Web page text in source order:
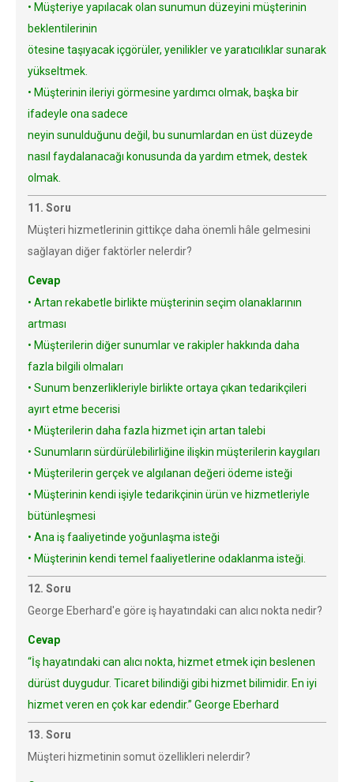
• Müşteriye yapılacak olan sunumun düzeyini müşterinin
beklentilerinin
ötesine taşıyacak içgörüler, yenilikler ve yaratıcılıklar sunarak
yükseltmek.
• Müşterinin ileriyi görmesine yardımcı olmak, başka bir
ifadeyle ona sadece
neyin sunulduğunu değil, bu sunumlardan en üst düzeyde
nasıl faydalanacağı konusunda da yardım etmek, destek
olmak.
11. Soru
Müşteri hizmetlerinin gittikçe daha önemli hâle gelmesini
sağlayan diğer faktörler nelerdir?
Cevap
• Artan rekabetle birlikte müşterinin seçim olanaklarının
artması
• Müşterilerin diğer sunumlar ve rakipler hakkında daha
fazla bilgili olmaları
• Sunum benzerlikleriyle birlikte ortaya çıkan tedarikçileri
ayırt etme becerisi
• Müşterilerin daha fazla hizmet için artan talebi
• Sunumların sürdürülebilirliğine ilişkin müşterilerin kaygıları
• Müşterilerin gerçek ve algılanan değeri ödeme isteği
• Müşterinin kendi işiyle tedarikçinin ürün ve hizmetleriyle
bütünleşmesi
• Ana iş faaliyetinde yoğunlaşma isteği
• Müşterinin kendi temel faaliyetlerine odaklanma isteği.
12. Soru
George Eberhard'e göre iş hayatındaki can alıcı nokta nedir?
Cevap
“İş hayatındaki can alıcı nokta, hizmet etmek için beslenen
dürüst duygudur. Ticaret bilindiği gibi hizmet bilimidir. En iyi
hizmet veren en çok kar edendir.” George Eberhard
13. Soru
Müşteri hizmetinin somut özellikleri nelerdir?